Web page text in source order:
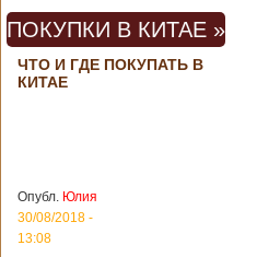
государством. Но в
метрополитене
Шанхая или
Подробнее...
Опубликовано
родителей
появился их
ребенок. Выносила
малыша
ПОКУПКИ В КИТАЕ »
ЧТО И ГДЕ ПОКУПАТЬ В
КИТАЕ
Опубл. Юлия
30/08/2018 -
13:08